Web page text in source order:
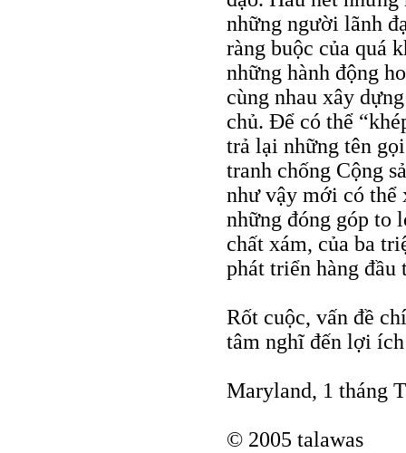
những người lãnh
ràng buộc của quá
những hành động
cùng nhau xây
chủ. Ðể có thể
trả lại những tên
tranh chống Cộng
như vậy mới có thể
những đóng góp to
chất xám, của ba
phát triển hàng đầu
Rốt cuộc, vấn đề
tâm nghĩ đến lợi
Maryland, 1 tháng
© 2005 talawas